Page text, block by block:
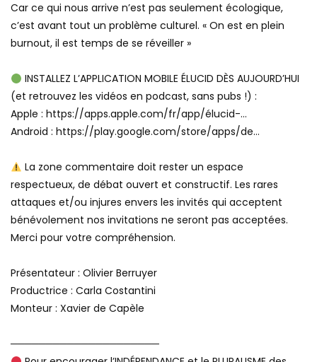
Car ce qui nous arrive n’est pas seulement écologique,
c’est avant tout un problème culturel. « On est en plein
burnout, il est temps de se réveiller »
INSTALLEZ L’APPLICATION MOBILE ÉLUCID DÈS AUJOURD’HUI
(et retrouvez les vidéos en podcast, sans pubs !) :
Apple : https://apps.apple.com/fr/app/élucid-…
Android : https://play.google.com/store/apps/de…
La zone commentaire doit rester un espace
respectueux, de débat ouvert et constructif. Les rares
attaques et/ou injures envers les invités qui acceptent
bénévolement nos invitations ne seront pas acceptées.
Merci pour votre compréhension.
Présentateur : Olivier Berruyer
Productrice : Carla Costantini
Monteur : Xavier de Capèle
─────────────────────